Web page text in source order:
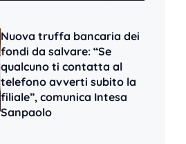
Nuova truffa bancaria dei
fondi da salvare: “Se
qualcuno ti contatta al
telefono avverti subito la
filiale”, comunica Intesa
Sanpaolo